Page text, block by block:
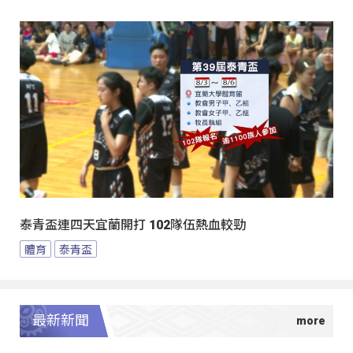
泰青盃連四天宜蘭開打 102隊伍熱血較勁
體育 泰青盃
最新新聞